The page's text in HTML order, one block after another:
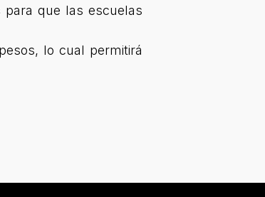
que las escuelas
lo cual permitirá